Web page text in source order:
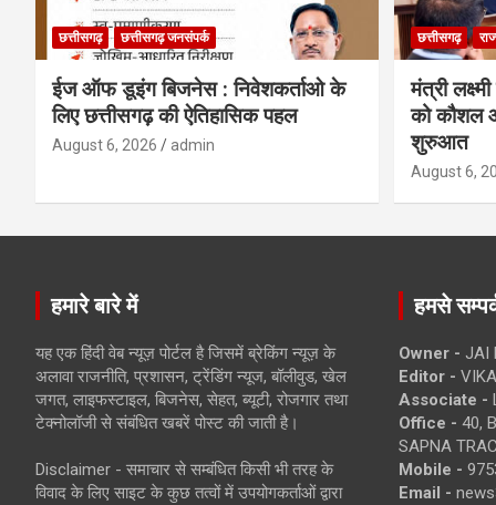
छत्तीसगढ़ छत्तीसगढ़ जनसंपर्क
ईज ऑफ डूइंग बिजनेस : निवेशकर्ताओ के
लिए छत्तीसगढ़ की ऐतिहासिक पहल
August 6, 2026 admin
छत्तीसगढ़
मंत्री
को कौशल
शुरुआत
August 6,
हमारे बारे में
यह एक हिंदी वेब न्यूज़ पोर्टल है जिसमें ब्रेकिंग न्यूज़ के
अलावा राजनीति, प्रशासन, ट्रेंडिंग न्यूज, बॉलीवुड, खेल
जगत, लाइफस्टाइल, बिजनेस, सेहत, ब्यूटी, रोजगार तथा
टेक्नोलॉजी से संबंधित खबरें पोस्ट की जाती है।
Disclaimer - समाचार से सम्बंधित किसी भी तरह के
विवाद के लिए साइट के कुछ तत्वों में उपयोगकर्ताओं द्वारा
हमसे
Owner - JAI
Editor -
Associate -
Office - 40,
SAPNA
Mobile -
Email -